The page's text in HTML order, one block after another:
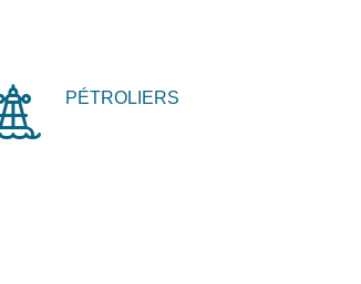
PÉTROLIERS